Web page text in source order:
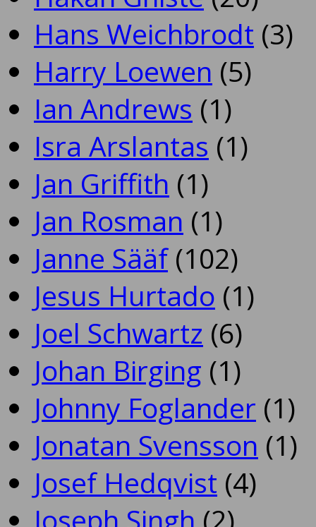
Hans Weichbrodt (3)
Harry Loewen (5)
Ian Andrews (1)
Isra Arslantas (1)
Jan Griffith (1)
Jan Rosman (1)
Janne Sääf(102)
Jesus Hurtado (1)
Joel Schwartz (6)
Johan Birging (1)
Johnny Foglander (1)
Jonatan Svensson (1)
Josef Hedqvist (4)